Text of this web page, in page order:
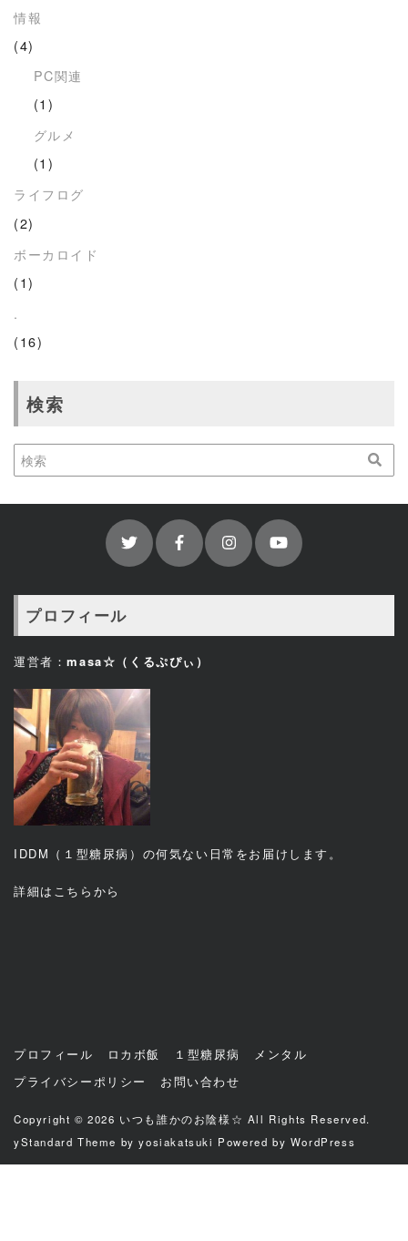
情報
(4)
PC関連
(1)
グルメ
(1)
ライフログ
(2)
ボーカロイド
(1)
.
(16)
検索
プロフィール
運営者：masa☆（くるぷぴぃ）
IDDM（１型糖尿病）の何気ない日常をお届けします。
詳細は こちら から
プロフィール ロカボ飯 １型糖尿病
メンタル
プライバシーポリシー
お問い合わせ
Copyright © 2026 いつも誰かのお陰様☆ All Rights Reserved.
yStandard Theme byyosiakatsuki Powered by WordPress